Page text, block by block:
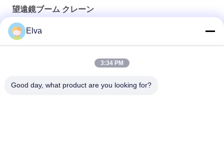
望遠鏡ブーム クレーン
船舶用10トン電動機関室クレーン
Elva
3:34 PM
Good day, what product are you looking for?